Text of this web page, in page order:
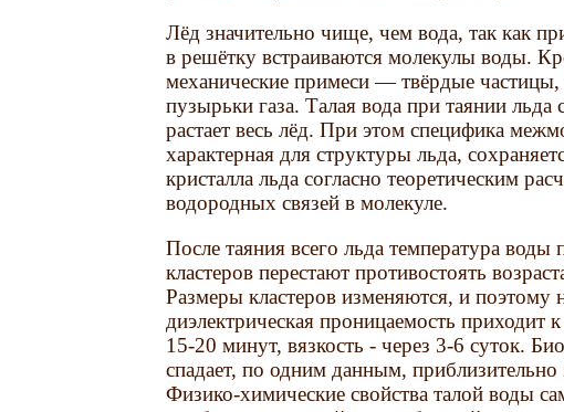
Лёд значительно чище, чем вода, так как
в решётку встраиваются молекулы воды.
механические примеси — твёрдые
пузырьки газа. Талая вода при таянии
растает весь лёд. При этом специфика
характерная для структуры льда,
кристалла льда согласно теоретическим
водородных связей в молекуле.
После таяния всего льда температура
кластеров перестают противостоять
Размеры кластеров изменяются, и поэтому
диэлектрическая проницаемость приходит
15-20 минут, вязкость - через 3-6 суток.
спадает, по одним данным,
Физико-химические свойства талой воды